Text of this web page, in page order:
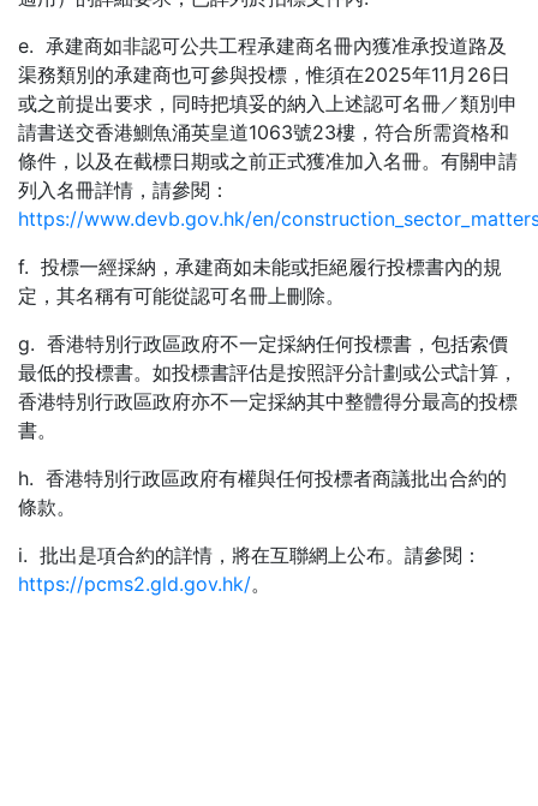
e. 承建商如非認可公共工程承建商名冊內獲准承投道路及
渠務類別的承建商也可參與投標，惟須在2025年11月26日
或之前提出要求，同時把填妥的納入上述認可名冊／類別申
請書送交香港鰂魚涌英皇道1063號23樓，符合所需資格和
條件，以及在截標日期或之前正式獲准加入名冊。有關申請
列入名冊詳情，請參閱：
https://www.devb.gov.hk/en/
f. 投標一經採納，承建商如未能或拒絕履行投標書內的規
定，其名稱有可能從認可名冊上刪除。
g. 香港特別行政區政府不一定採納任何投標書，包括索價
最低的投標書。如投標書評估是按照評分計劃或公式計算，
香港特別行政區政府亦不一定採納其中整體得分最高的投標
書。
h. 香港特別行政區政府有權與任何投標者商議批出合約的
條款。
i. 批出是項合約的詳情，將在互聯網上公布。請參閱：
https://pcms2.gld.gov.hk/。